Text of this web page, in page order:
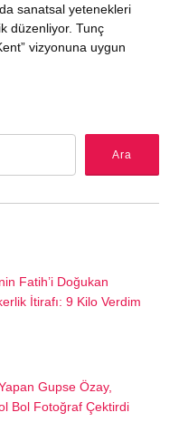
sanatsal yetenekleri
düzenliyor. Tunç
vizyonuna uygun
Ara
Fatih’i Doğukan
İtirafı: 9 Kilo Verdim
Gupse Özay,
Bol Fotoğraf Çektirdi